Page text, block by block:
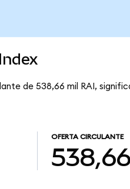
de 538,66 mil RAI,
OFERTA CIRCULANTE